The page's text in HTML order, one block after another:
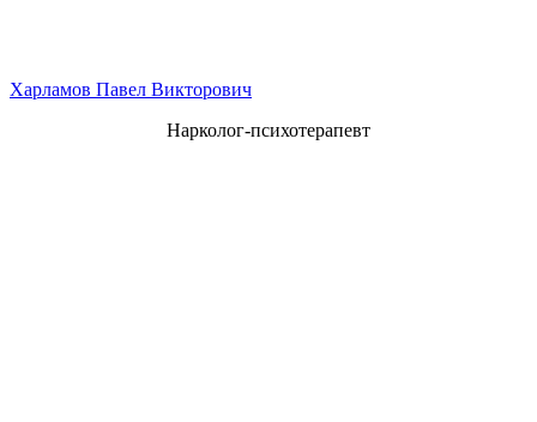
Харламов Павел Викторович
Нарколог-психотерапевт